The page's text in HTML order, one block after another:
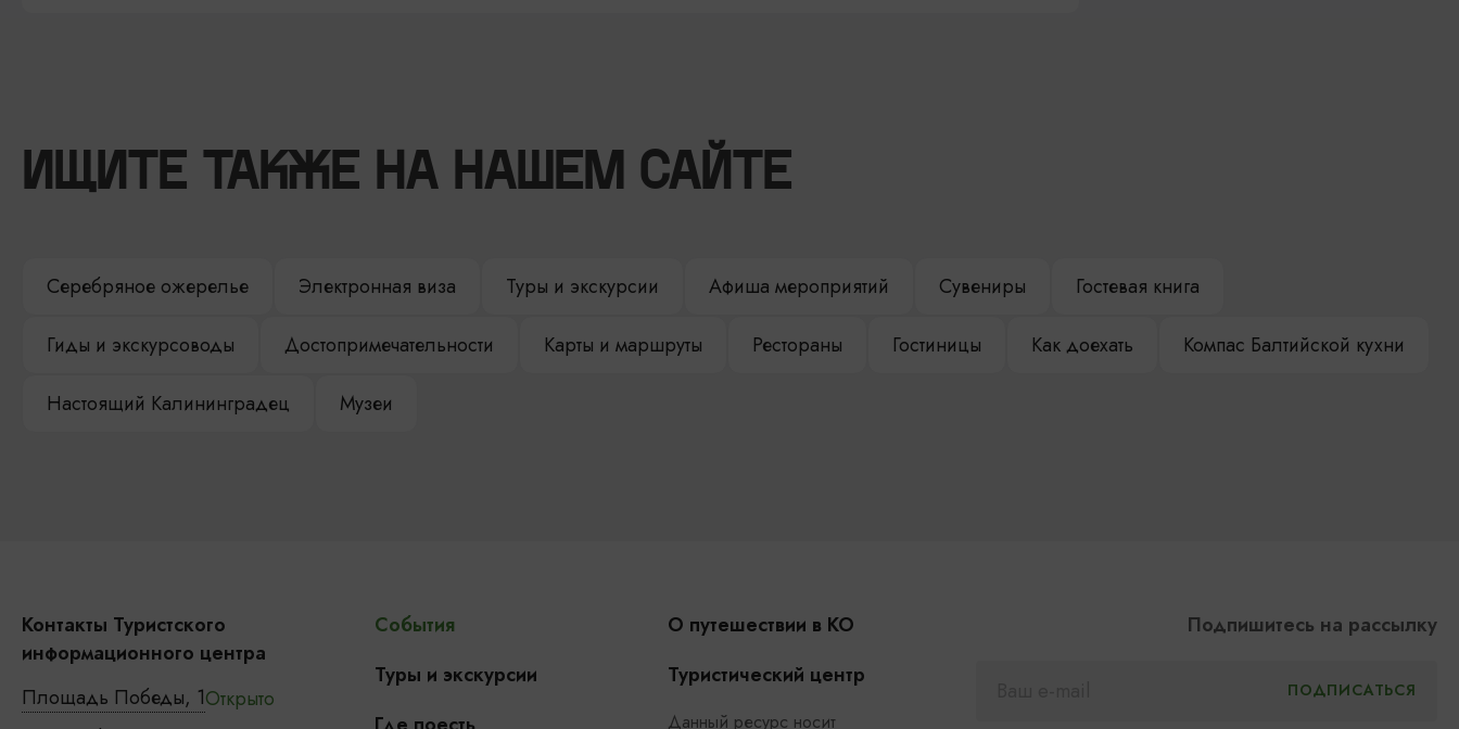
ИЩИТЕ ТАКЖЕ НА НАШЕМ САЙТЕ
Серебряное ожерелье Электронная виза Туры и экскурсии Афиша мероприятий Сувениры Гостевая книга
Гиды и экскурсоводы Достопримечательности Карты и маршруты Рестораны Гостиницы Как доехать Компас Балтийской кухни
Настоящий Калининградец Музеи
Контакты Туристского
информационного центра
Площадь Победы, 1Открыто
События
Туры и экскурсии
О путешествии в КО
Туристический центр
Данный ресурс носит
Подпишитесь на рассылку